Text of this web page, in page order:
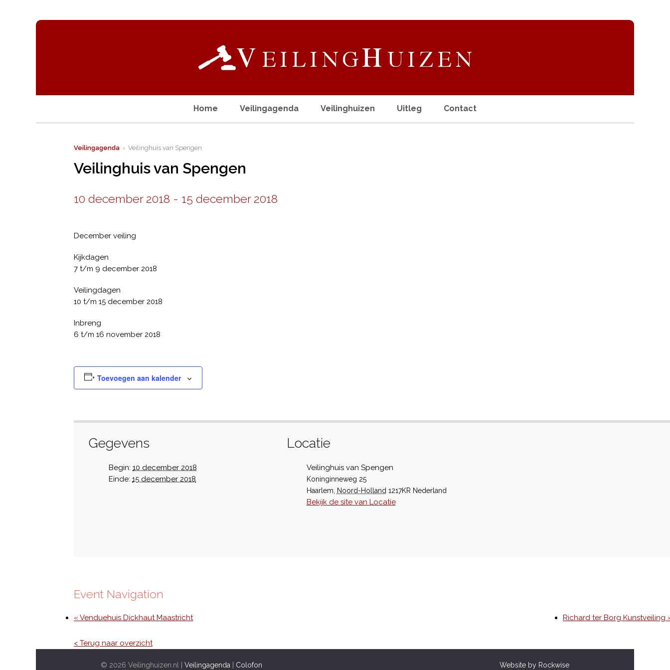
Home Veilingagenda Veilinghuizen Uitleg Contact
Veilingagenda › Veilinghuis van Spengen
Veilinghuis van Spengen
10 december 2018 - 15 december 2018
December veiling
Kijkdagen
7 t/m 9 december 2018
Veilingdagen
10 t/m 15 december 2018
Inbreng
6 t/m 16 november 2018
Toevoegen aan kalender
Gegevens
Begin: 10 december 2018
Einde: 15 december 2018
Locatie
Veilinghuis van Spengen
Koninginneweg 25
Haarlem
Noord-Holland 1217KR Nederland
Bekijk de site van Locatie
Event Navigation
« Venduehuis Dickhaut Maastricht Richard ter Borg Kunstveiling
< Terug naar overzicht
© 2026 Veilinghuizen.nl | Veilingagenda Colofon Website by Rockwise